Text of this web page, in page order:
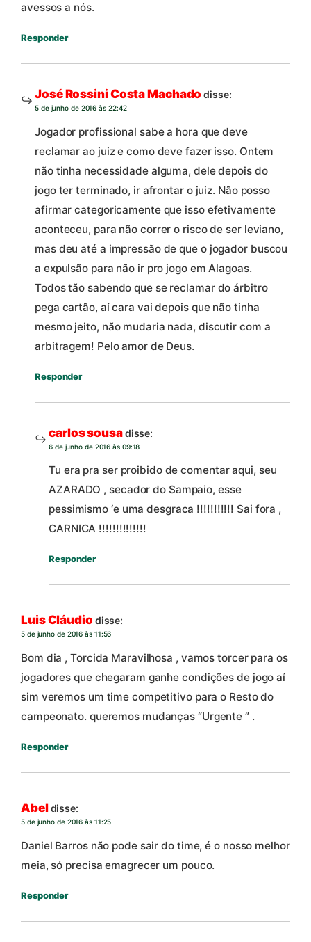
avessos a nós.
Responder
José Rossini Costa Machado disse:
5 de junho de 2016 às 22:42
Jogador profissional sabe a hora que deve
reclamar ao juiz e como deve fazer isso. Ontem
não tinha necessidade alguma, dele depois do
jogo ter terminado, ir afrontar o juiz. Não posso
afirmar categoricamente que isso efetivamente
aconteceu, para não correr o risco de ser leviano,
mas deu até a impressão de que o jogador buscou
a expulsão para não ir pro jogo em Alagoas.
Todos tão sabendo que se reclamar do árbitro
pega cartão, aí cara vai depois que não tinha
mesmo jeito, não mudaria nada, discutir com a
arbitragem! Pelo amor de Deus.
Responder
carlos sousadisse:
6 de junho de 2016 às 09:18
Tu era pra ser proibido de comentar aqui, seu
AZARADO , secador do Sampaio, esse
pessimismo ‘e uma desgraca !!!!!!!!!!! Sai fora ,
CARNICA !!!!!!!!!!!!!!
Responder
Luis Cláudio disse:
5 de junho de 2016 às 11:56
Bom dia , Torcida Maravilhosa , vamos torcer para os
jogadores que chegaram ganhe condições de jogo aí
sim veremos um time competitivo para o Resto do
campeonato. queremos mudanças “Urgente ” .
Responder
Abeldisse:
5 de junho de 2016 às 11:25
Daniel Barros não pode sair do time, é o nosso melhor
meia, só precisa emagrecer um pouco.
Responder